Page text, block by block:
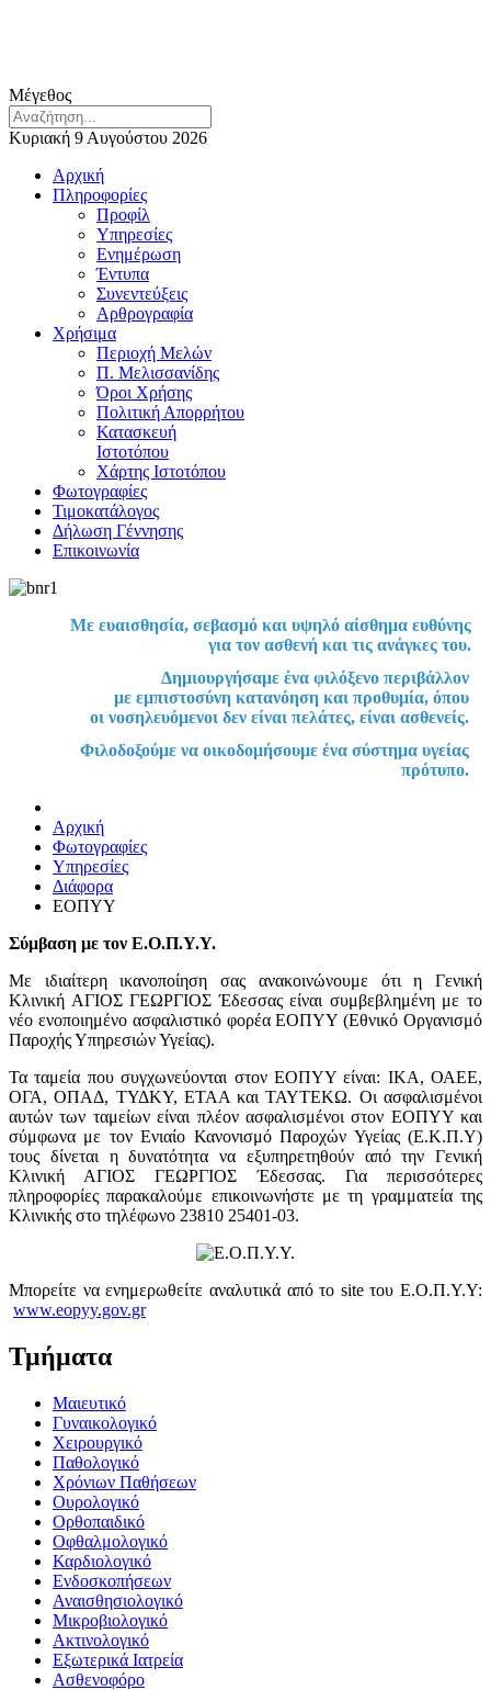
Μέγεθος
Κυριακή 9 Αυγούστου 2026
Αρχική
Πληροφορίες
Προφίλ
Υπηρεσίες
Ενημέρωση
Έντυπα
Συνεντεύξεις
Αρθρογραφία
Χρήσιμα
Περιοχή Μελών
Π. Μελισσανίδης
Όροι Χρήσης
Πολιτική Απορρήτου
Κατασκευή
Ιστοτόπου
Χάρτης Ιστοτόπου
Φωτογραφίες
Τιμοκατάλογος
Δήλωση Γέννησης
Επικοινωνία
Με ευαισθησία, σεβασμό και υψηλό αίσθημα ευθύνης
για τον ασθενή και τις ανάγκες του.
Δημιουργήσαμε ένα φιλόξενο περιβάλλον
με εμπιστοσύνη κατανόηση και προθυμία, όπου
οι νοσηλευόμενοι δεν είναι πελάτες, είναι ασθενείς.
Φιλοδοξούμε να οικοδομήσουμε ένα σύστημα υγείας
πρότυπο.
Αρχική
Φωτογραφίες
Υπηρεσίες
Διάφορα
ΕΟΠΥΥ
Σύμβαση με τον Ε.Ο.Π.Υ.Υ.
Με ιδιαίτερη ικανοποίηση σας ανακοινώνουμε ότι η Γενική
Κλινική ΑΓΙΟΣ ΓΕΩΡΓΙΟΣ Έδεσσας είναι συμβεβλημένη με το
νέο ενοποιημένο ασφαλιστικό φορέα ΕΟΠΥΥ (Εθνικό Οργανισμό
Παροχής Υπηρεσιών Υγείας).
Τα ταμεία που συγχωνεύονται στον ΕΟΠΥΥ είναι: ΙΚΑ, ΟΑΕΕ,
ΟΓΑ, ΟΠΑΔ, ΤΥΔΚΥ, ΕΤΑΑ και ΤΑΥΤΕΚΩ. Οι ασφαλισμένοι
αυτών των ταμείων είναι πλέον ασφαλισμένοι στον ΕΟΠΥΥ και
σύμφωνα με τον Ενιαίο Κανονισμό Παροχών Υγείας (Ε.Κ.Π.Υ)
τους δίνεται η δυνατότητα να εξυπηρετηθούν από την Γενική
Κλινική ΑΓΙΟΣ ΓΕΩΡΓΙΟΣ Έδεσσας. Για περισσότερες
πληροφορίες παρακαλούμε επικοινωνήστε με τη γραμματεία της
Κλινικής στο τηλέφωνο 23810 25401-03.
Μπορείτε να ενημερωθείτε αναλυτικά από το site του Ε.Ο.Π.Υ.Υ:
www.eopyy.gov.gr
Τμήματα
Μαιευτικό
Γυναικολογικό
Χειρουργικό
Παθολογικό
Χρόνιων Παθήσεων
Ουρολογικό
Ορθοπαιδικό
Οφθαλμολογικό
Καρδιολογικό
Ενδοσκοπήσεων
Αναισθησιολογικό
Μικροβιολογικό
Ακτινολογικό
Εξωτερικά Ιατρεία
Ασθενοφόρο